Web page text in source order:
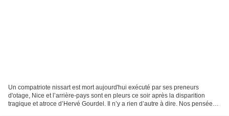
Un compatriote nissart est mort aujourd'hui exécuté par ses preneurs
d'otage, Nice et l’arrière-pays sont en pleurs ce soir après la disparition
tragique et atroce d’Hervé Gourdel. Il n’y a rien d’autre à dire. Nos pensées